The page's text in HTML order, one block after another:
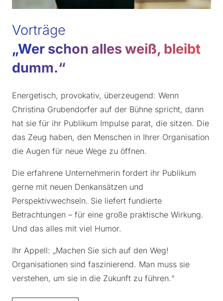
Vorträge
„Wer schon alles weiß, bleibt
dumm.“
Energetisch, provokativ, überzeugend: Wenn
Christina Grubendorfer auf der Bühne spricht, dann
hat sie für ihr Publikum Impulse parat, die sitzen. Die
das Zeug haben, den Menschen in Ihrer Organisation
die Augen für neue Wege zu öffnen.
Die erfahrene Unternehmerin fordert ihr Publikum
gerne mit neuen Denkansätzen und
Perspektivwechseln. Sie liefert fundierte
Betrachtungen – für eine große praktische Wirkung.
Und das alles mit viel Humor.
Ihr Appell: „Machen Sie sich auf den Weg!
Organisationen sind faszinierend. Man muss sie
verstehen, um sie in die Zukunft zu führen.“